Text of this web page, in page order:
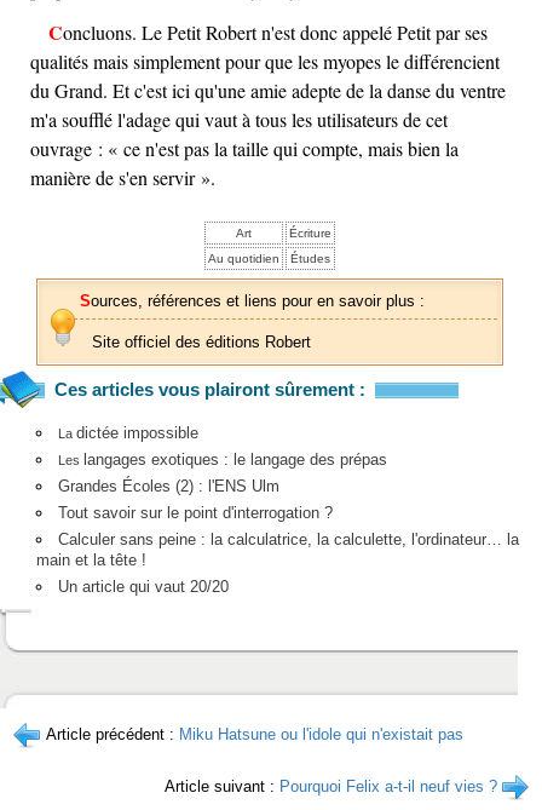
Concluons. Le Petit Robert n'est donc appelé Petit par ses
qualités mais simplement pour que les myopes le différencient
du Grand. Et c'est ici qu'une amie adepte de la danse du ventre
m'a soufflé l'adage qui vaut à tous les utilisateurs de cet
ouvrage : « ce n'est pas la taille qui compte, mais bien la
manière de s'en servir ».
Art
Écriture
Au quotidien
Études
Sources, références et liens pour en savoir plus :
Site officiel des éditions Robert
Ces articles vous plairont sûrement :
La dictée impossible
Les langages exotiques : le langage des prépas
Grandes Écoles (2) : l'ENS Ulm
Tout savoir sur le point d'interrogation ?
Calculer sans peine : la calculatrice, la calculette, l'ordinateur… la
main et la tête !
Un article qui vaut 20/20
Article précédent : Miku Hatsune ou l'idole qui n'existait pas
Article suivant : Pourquoi Felix a-t-il neuf vies ?